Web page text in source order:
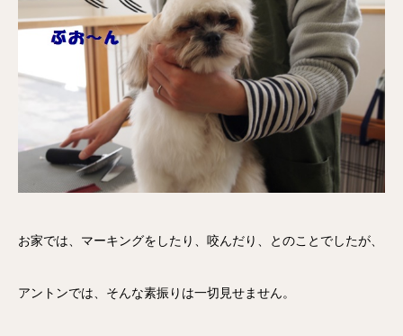
お家では、マーキングをしたり、咬んだり、とのことでしたが、
アントンでは、そんな素振りは一切見せません。